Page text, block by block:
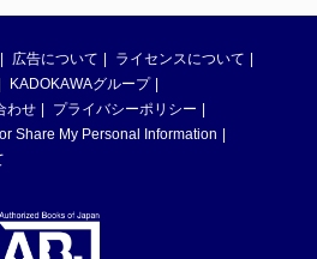
広告について
ライセンスについて
KADOKAWAグループ
わせ
プライバシーポリシー
Share My Personal Information